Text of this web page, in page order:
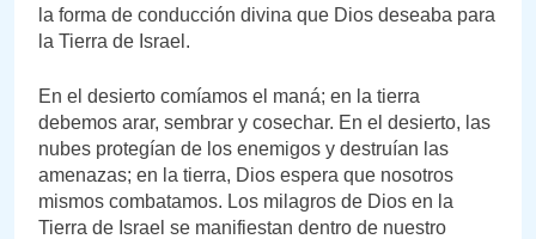
la forma de conducción divina que Dios deseaba para
la Tierra de Israel.
En el desierto comíamos el maná; en la tierra
debemos arar, sembrar y cosechar. En el desierto, las
nubes protegían de los enemigos y destruían las
amenazas; en la tierra, Dios espera que nosotros
mismos combatamos. Los milagros de Dios en la
Tierra de Israel se manifiestan dentro de nuestro